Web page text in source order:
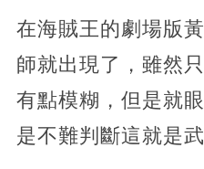
在海賊王的劇場版
師就出現了，雖然
有點模糊，但是就
是不難判斷這就是